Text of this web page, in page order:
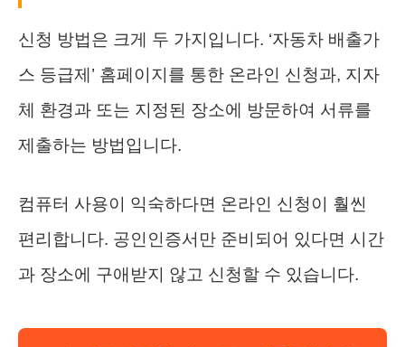
신청 방법은 크게 두 가지입니다. ‘자동차 배출가
스 등급제’ 홈페이지를 통한 온라인 신청과, 지자
체 환경과 또는 지정된 장소에 방문하여 서류를
제출하는 방법입니다.
컴퓨터 사용이 익숙하다면 온라인 신청이 훨씬
편리합니다. 공인인증서만 준비되어 있다면 시간
과 장소에 구애받지 않고 신청할 수 있습니다.